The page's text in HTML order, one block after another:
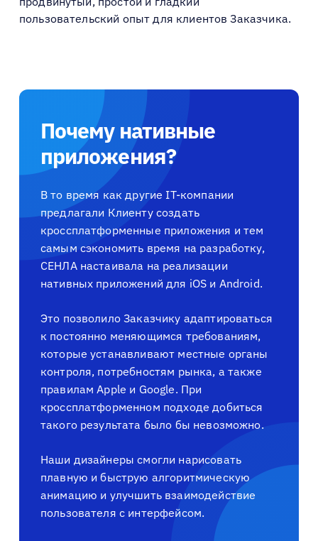
пользовательский опыт для клиентов Заказчика.
Почему нативные
приложения?
В то время как другие IT-компании
предлагали Клиенту создать
кроссплатформенные приложения и тем
самым сэкономить время на разработку,
СЕНЛА настаивала на реализации
нативных приложений для iOS и Android.
Это позволило Заказчику адаптироваться
к постоянно меняющимся требованиям,
которые устанавливают местные органы
контроля, потребностям рынка, а также
правилам Apple и Google. При
кроссплатформенном подходе добиться
такого результата было бы невозможно.
Наши дизайнеры смогли нарисовать
плавную и быструю алгоритмическую
анимацию и улучшить взаимодействие
пользователя с интерфейсом.